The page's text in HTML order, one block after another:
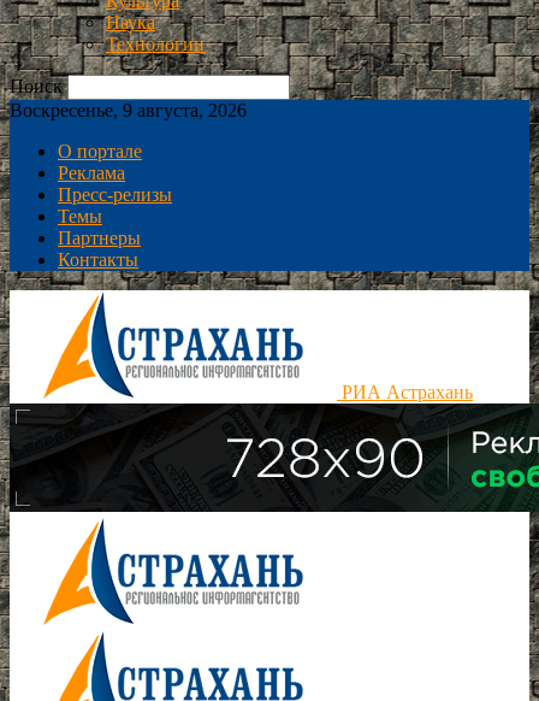
Наука
Технологии
Поиск
Воскресенье, 9 августа, 2026
О портале
Реклама
Пресс-релизы
Темы
Партнеры
Контакты
РИА Астрахань